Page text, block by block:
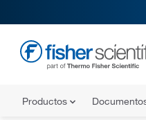
Productos